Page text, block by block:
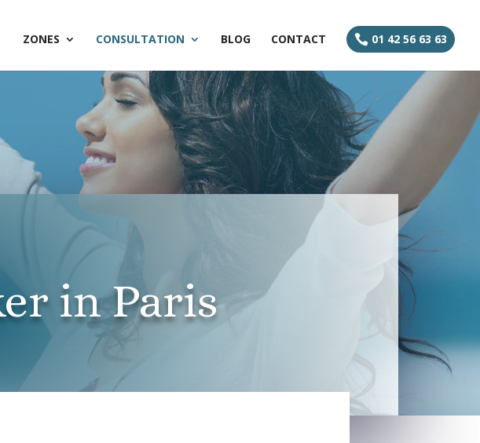
ZONES CONSULTATION BLOG CONTACT  01 42 56 63 63
in Paris